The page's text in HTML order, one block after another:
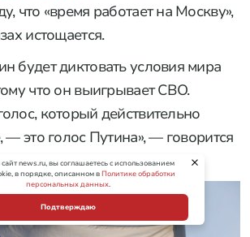
что «время работает на Москву»,
истощается.
будет диктовать условия мира
что он выигрывает СВО.
который действительно
— это голос Путина», — говорится
news.ru, вы соглашаетесь с использованием
в порядке, описанном вПолитике обработки
персональных данных.
Подтверждаю